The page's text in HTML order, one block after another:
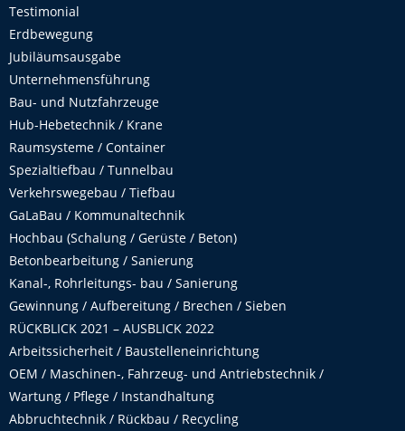
Testimonial
Erdbewegung
Jubiläumsausgabe
Unternehmensführung
Bau- und Nutzfahrzeuge
Hub-Hebetechnik / Krane
Raumsysteme / Container
Spezialtiefbau / Tunnelbau
Verkehrswegebau / Tiefbau
GaLaBau / Kommunaltechnik
Hochbau (Schalung / Gerüste / Beton)
Betonbearbeitung / Sanierung
Kanal-, Rohrleitungs- bau / Sanierung
Gewinnung / Aufbereitung / Brechen / Sieben
RÜCKBLICK 2021 – AUSBLICK 2022
Arbeitssicherheit / Baustelleneinrichtung
OEM / Maschinen-, Fahrzeug- und Antriebstechnik /
Wartung / Pflege / Instandhaltung
Abbruchtechnik / Rückbau / Recycling